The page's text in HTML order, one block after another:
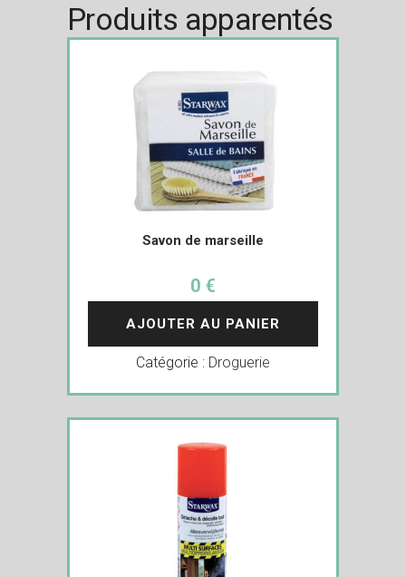
Produits apparentés
Savon de marseille
0 €
AJOUTER AU PANIER
Catégorie : Droguerie